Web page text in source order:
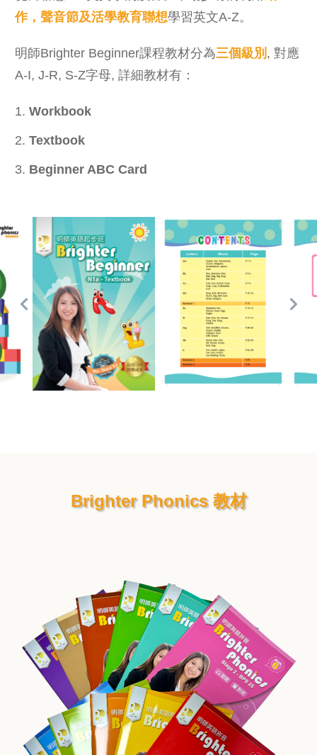
作，聲音節及活學教育聯想學習英文A-Z。
明師Brighter Beginner課程教材分為三個級別 , 對應
A-I, J-R, S-Z字母, 詳細教材有：
Workbook
Textbook
Beginner ABC Card
Brighter Phonics 教材